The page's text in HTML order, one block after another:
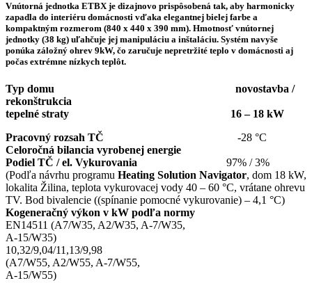
Vnútorná jednotka ETBX je dizajnovo prispôsobená tak, aby harmonicky
zapadla do interiéru domácnosti vďaka elegantnej bielej farbe a
kompaktným rozmerom (840 x 440 x 390 mm). Hmotnosť vnútornej
jednotky (38 kg) uľahčuje jej manipuláciu a inštaláciu. Systém navyše
ponúka záložný ohrev 9kW, čo zaručuje nepretržité teplo v domácnosti aj
počas extrémne nízkych teplôt.
Typ domu novostavba /
rekonštrukcia
tepelné straty 16 – 18 kW
Pracovný rozsah TČ -28 °C
Celoročná bilancia vyrobenej energie
Podiel TČ / el. Vykurovania
97% / 3%
(Podľa návrhu programu Heating Solution Navigator, dom 18 kW,
lokalita Žilina, teplota vykurovacej vody 40 – 60 °C, vrátane ohrevu
TV. Bod bivalencie ((spínanie pomocné vykurovanie) – 4,1 °C)
Kogeneračný výkon v kW podľa normy
EN14511 (A7/W35, A2/W35, A-7/W35,
A-15/W35)
10,32/9,04/11,13/9,98
(A7/W55, A2/W55, A-7/W55,
A-15/W55)